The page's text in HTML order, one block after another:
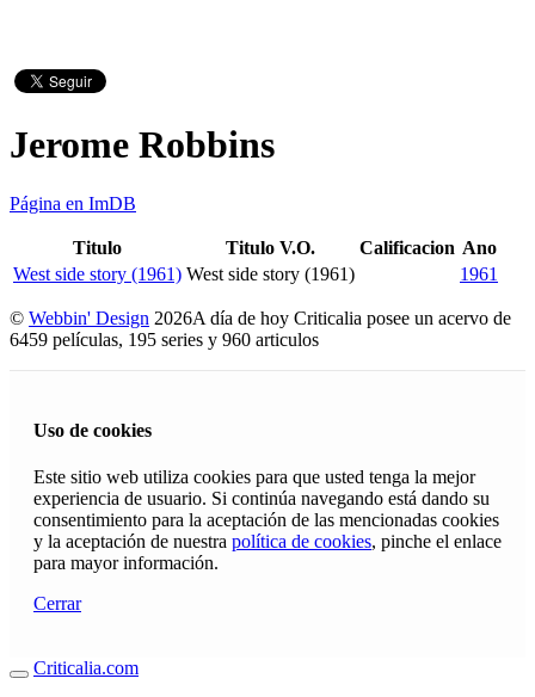
Jerome Robbins
Página en ImDB
Titulo Titulo V.O. Calificacion Ano
West side story (1961) West side story (1961) 1961
© Webbin' Design 2026A día de hoy Criticalia posee un acervo de
6459 películas, 195 series y 960 articulos
Uso de cookies
Este sitio web utiliza cookies para que usted tenga la mejor
experiencia de usuario. Si continúa navegando está dando su
consentimiento para la aceptación de las mencionadas cookies
y la aceptación de nuestra política de cookies, pinche el enlace
para mayor información.
Cerrar
Criticalia.com